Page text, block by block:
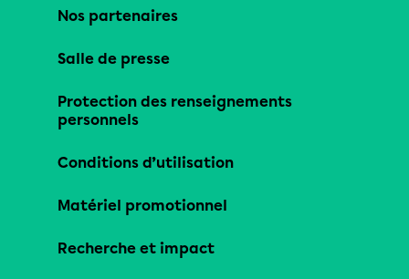
Nos partenaires
Salle de presse
Protection des renseignements
personnels
Conditions d’utilisation
Matériel promotionnel
Recherche et impact